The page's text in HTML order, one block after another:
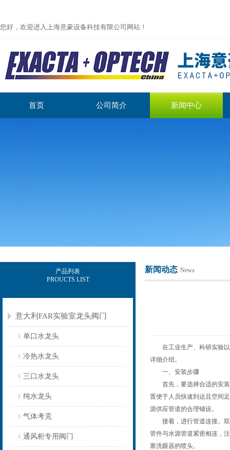
您好，欢迎进入上海意豪设备科技有限公司网站！
首页 公司简介 新闻中心
产品列表
PROUCTS LIST
意大利FAR实验室龙头阀门
单口水龙头
冷热水龙头
三口水龙头
纯水龙头
气体考克
通风柜专用阀门
新闻动态 News
在工业生产、科研实验以
详细介绍。
一、安装步骤
首先，要选择合适的安装
置便于人员快速到达且空间
源供应管道的合理铺设。
接着，进行管道连接。双
管件与水源管道紧密相连，
塞洗眼器的喷头。